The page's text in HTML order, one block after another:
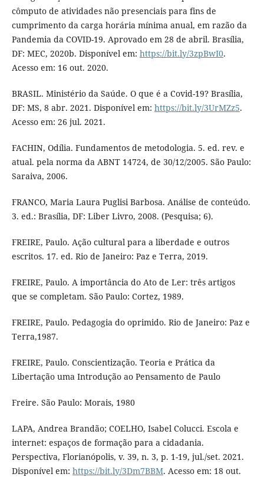
cômputo de atividades não presenciais para fins de
cumprimento da carga horária mínima anual, em razão da
Pandemia da COVID-19. Aprovado em 28 de abril. Brasília,
DF: MEC, 2020b. Disponível em: https://bit.ly/3zpBwI0.
Acesso em: 16 out. 2020.
BRASIL. Ministério da Saúde. O que é a Covid-19? Brasília,
DF: MS, 8 abr. 2021. Disponível em: https://bit.ly/3UrMZz5.
Acesso em: 26 jul. 2021.
FACHIN, Odília. Fundamentos de metodologia. 5. ed. rev. e
atual. pela norma da ABNT 14724, de 30/12/2005. São Paulo:
Saraiva, 2006.
FRANCO, Maria Laura Puglisi Barbosa. Análise de conteúdo.
3. ed.: Brasília, DF: Liber Livro, 2008. (Pesquisa; 6).
FREIRE, Paulo. Ação cultural para a liberdade e outros
escritos. 17. ed. Rio de Janeiro: Paz e Terra, 2019.
FREIRE, Paulo. A importância do Ato de Ler: três artigos
que se completam. São Paulo: Cortez, 1989.
FREIRE, Paulo. Pedagogia do oprimido. Rio de Janeiro: Paz e
Terra,1987.
FREIRE, Paulo. Conscientização. Teoria e Prática da
Libertação uma Introdução ao Pensamento de Paulo
Freire. São Paulo: Morais, 1980
LAPA, Andrea Brandão; COELHO, Isabel Colucci. Escola e
internet: espaços de formação para a cidadania.
Perspectiva, Florianópolis, v. 39, n. 3, p. 1-19, jul./set. 2021.
Disponível em: https://bit.ly/3Dm7BBM. Acesso em: 18 out.